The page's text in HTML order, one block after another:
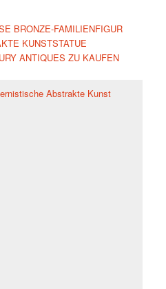
BRONZE-FAMILIENFIGUR
KUNSTSTATUE
ANTIQUES ZU KAUFEN